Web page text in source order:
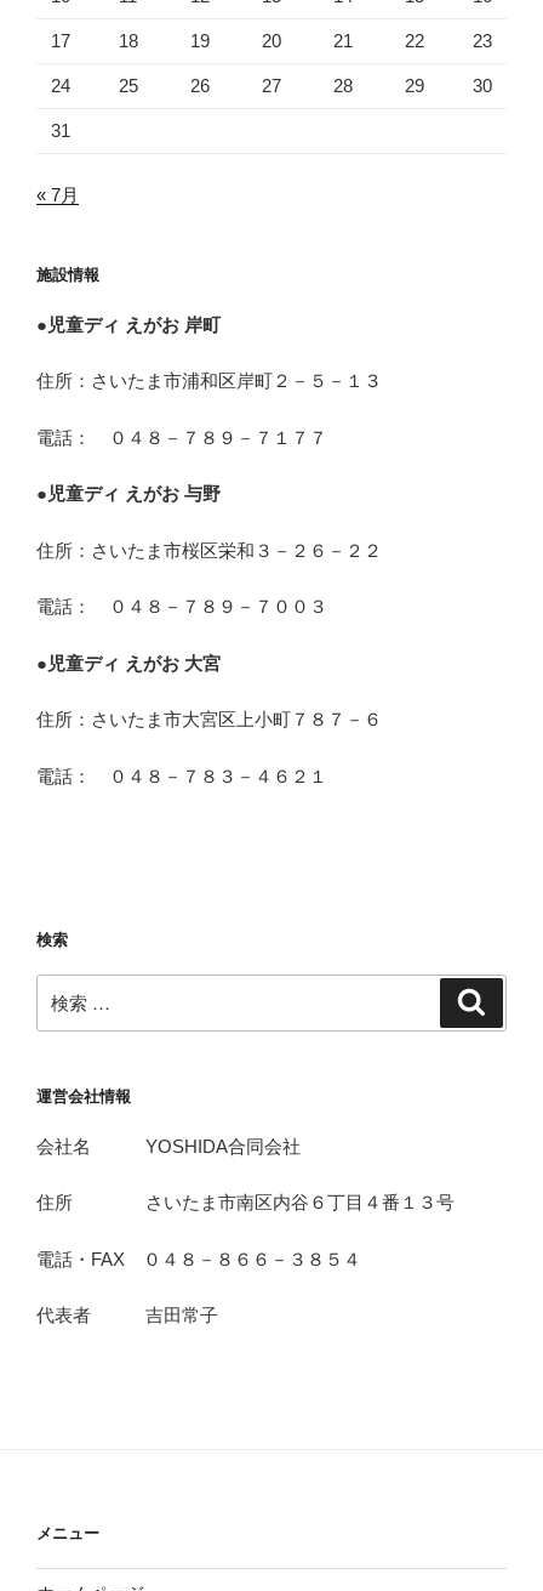
17 18 19 20 21 22 23
24 25 26 27 28 29 30
31
« 7月
施設情報
● 児童ディ えがお 岸町
住所：さいたま市浦和区岸町２－５－１３
電話： ０４８－７８９－７１７７
● 児童ディ えがお 与野
住所：さいたま市桜区栄和３－２６－２２
電話： ０４８－７８９－７００３
● 児童ディ えがお 大宮
住所：さいたま市大宮区上小町７８７－６
電話： ０４８－７８３－４６２１
検索
索:
運営会社情報
会社名 YOSHIDA合同会社
住所 さいたま市南区内谷６丁目４番１３号
電話・FAX ０４８－８６６－３８５４
代表者 吉田常子
メニュー